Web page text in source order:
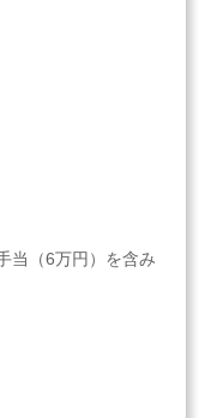
当（6万円）を含み